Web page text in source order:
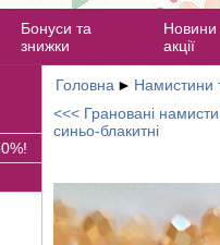
Бонуси та
знижки
Новини
акції
Головна ► Намистини
<<< Грановані
синьо-блакитні